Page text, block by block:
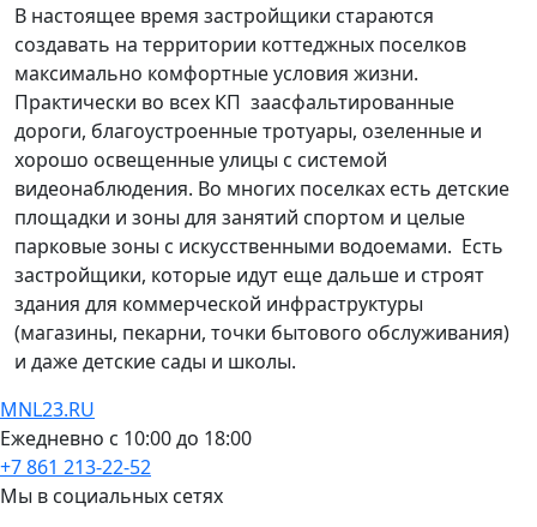
В настоящее время застройщики стараются
создавать на территории коттеджных поселков
максимально комфортные условия жизни.
Практически во всех КП заасфальтированные
дороги, благоустроенные тротуары, озеленные и
хорошо освещенные улицы с системой
видеонаблюдения. Во многих поселках есть детские
площадки и зоны для занятий спортом и целые
парковые зоны с искусственными водоемами. Есть
застройщики, которые идут еще дальше и строят
здания для коммерческой инфраструктуры
(магазины, пекарни, точки бытового обслуживания)
и даже детские сады и школы.
MNL23.RU
Ежедневно с 10:00 до 18:00
+7 861 213-22-52
Мы в социальных сетях